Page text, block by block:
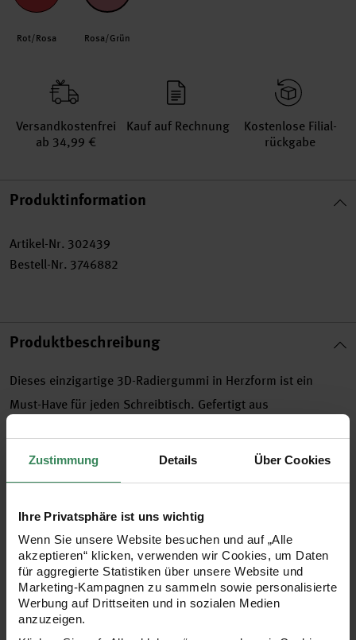
Zustimmung Details Über Cookies
Ihre Privatsphäre ist uns wichtig
Wenn Sie unsere Website besuchen und auf „Alle
akzeptieren“ klicken, verwenden wir Cookies, um Daten
für aggregierte Statistiken über unsere Website und
Marketing-Kampagnen zu sammeln sowie personalisierte
Werbung auf Drittseiten und in sozialen Medien
anzuzeigen.
Rot/Rosa Rosa/Grün
Versand­kosten­frei
ab 34,99 €
Kauf auf Rechnung
Kosten­lose Filial­
rückgabe
Produktinformation
Artikel-Nr. 302439
Bestell-Nr. 3746882
Produktbeschreibung
Dieses einzigartige 3D-Radiergummi in Herzform ist ein
Must-Have für jeden Schreibtisch. Gefertigt aus
sondern auch ein charmantes Design, das jedes Büro oder
für den täglichen Gebrauch. Ein praktisches und stilvolles
Accessoire, das in keinem Papierbereich fehlen sollte.
- Form: Herz